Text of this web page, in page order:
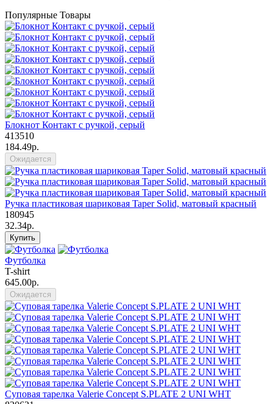
Популярные Товары
Блокнот Контакт с ручкой, серый
413510
184.49р.
Ожидается
Ручка пластиковая шариковая Taper Solid, матовый красный
180945
32.34р.
Купить
Футболка
T-shirt
645.00р.
Ожидается
Суповая тарелка Valerie Concept S.PLATE 2 UNI WHT